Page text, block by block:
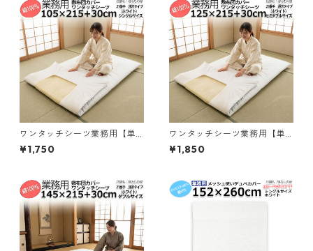
ワンタッチシーツ業務用【単
品】綿100% 敷布団カバー ゴ
ム無しフィットタイプ シング
民泊 病院 老人ホーム 宿泊施設
／361052150
¥1,750
ワンタッチシーツ業務用【単
品】綿100% 敷布団カバー ゴ
ム無しフィットタイプ セミダ
宿 民泊 病院 老人ホーム 宿泊
施設／361252150
¥1,850